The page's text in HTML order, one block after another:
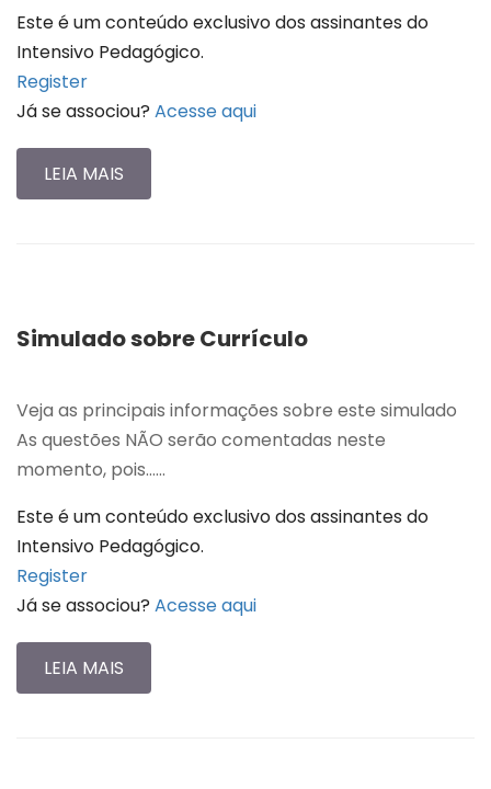
Este é um conteúdo exclusivo dos assinantes do
Intensivo Pedagógico.
Register
Já se associou? Acesse aqui
LEIA MAIS
Simulado sobre Currículo
Veja as principais informações sobre este simulado
As questões NÃO serão comentadas neste
momento, pois…...
Este é um conteúdo exclusivo dos assinantes do
Intensivo Pedagógico.
Register
Já se associou? Acesse aqui
LEIA MAIS